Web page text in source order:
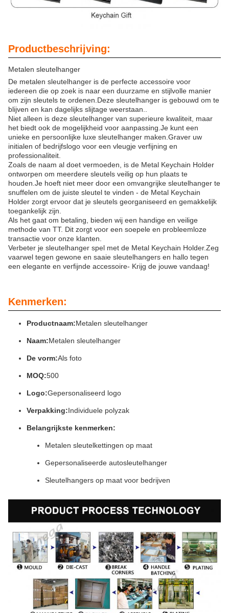
Productbeschrijving:
Metalen sleutelhanger
De metalen sleutelhanger is de perfecte accessoire voor
iedereen die op zoek is naar een duurzame en stijlvolle manier
om zijn sleutels te ordenen.Deze sleutelhanger is gebouwd om te
blijven en kan dagelijks slijtage weerstaan..
Niet alleen is deze sleutelhanger van superieure kwaliteit, maar
het biedt ook de mogelijkheid voor aanpassing.Je kunt een
unieke en persoonlijke luxe sleutelhanger maken.Graver uw
initialen of bedrijfslogo voor een vleugje verfijning en
professionaliteit.
Zoals de naam al doet vermoeden, is de Metal Keychain Holder
ontworpen om meerdere sleutels veilig op hun plaats te
houden.Je hoeft niet meer door een omvangrijke sleutelhanger te
snuffelen om de juiste sleutel te vinden - de Metal Keychain
Holder zorgt ervoor dat je sleutels georganiseerd en gemakkelijk
toegankelijk zijn.
Als het gaat om betaling, bieden wij een handige en veilige
methode van TT. Dit zorgt voor een soepele en probleemloze
transactie voor onze klanten.
Verbeter je sleutelhanger spel met de Metal Keychain Holder.Zeg
vaarwel tegen gewone en saaie sleutelhangers en hallo tegen
een elegante en verfijnde accessoire- Krijg de jouwe vandaag!
Kenmerken:
Productnaam:Metalen sleutelhanger
Naam:Metalen sleutelhanger
De vorm:Als foto
MOQ:500
Logo:Gepersonaliseerd logo
Verpakking:Individuele polyzak
Belangrijkste kenmerken:
Metalen sleutelkettingen op maat
Gepersonaliseerde autosleutelhanger
Sleutelhangers op maat voor bedrijven